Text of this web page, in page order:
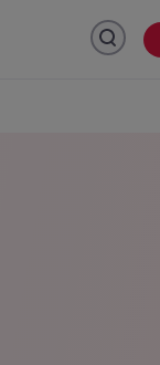
Fai